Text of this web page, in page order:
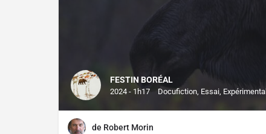
FESTIN BORÉAL
2024 - 1h17 Docufiction, Essai, Expérimental
de Robert Morin